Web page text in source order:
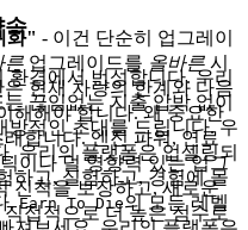
화" - 이건 단순히 업그레이
른 업그레이드를 올바른 시
현재 차량의 한계와 다음
해해야 합니다. 왜 중요한
합니다. 엔진 파워, 연료
이나 덜 영향력 있는 업그
진척을 보장하고, 새로운
접적으로 더 높은 점수로
속
경에서 번성합니다. 우리
끊임없는 지출 압박 없이
방적인 초대를 드립니다. 우
우리의 플랫폼은 업셀링되
하고, 실험하고, 경험에 몰
.Earn To Die의 모든 레벨